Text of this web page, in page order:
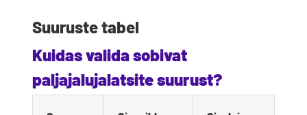
Suuruste tabel
Kuidas valida sobivat
paljajalujalatsite suurust?